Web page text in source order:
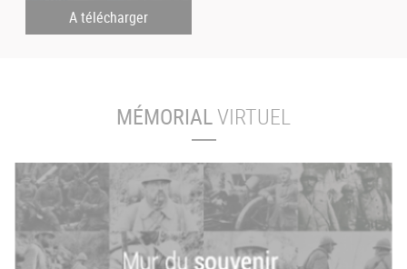
A télécharger
MÉMORIALVIRTUEL